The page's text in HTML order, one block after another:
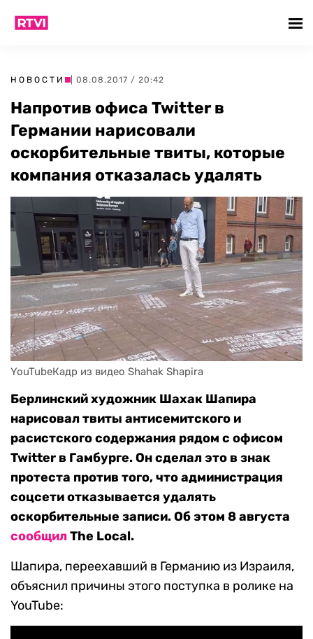
НОВОСТИ | 08.08.2017 / 20:42
Напротив офиса Twitter в
Германии нарисовали
оскорбительные твиты, которые
компания отказалась удалять
YouTubeКадр из видео Shahak Shapira
Берлинский художник Шахак Шапира
нарисовал твиты антисемитского и
расистского содержания рядом с офисом
Twitter в Гамбурге. Он сделал это в знак
протеста против того, что администрация
соцсети отказывается удалять
оскорбительные записи. Об этом 8 августа
сообщилThe Local.
Шапира, переехавший в Германию из Израиля,
объяснил причины этого поступка в ролике на
YouTube: